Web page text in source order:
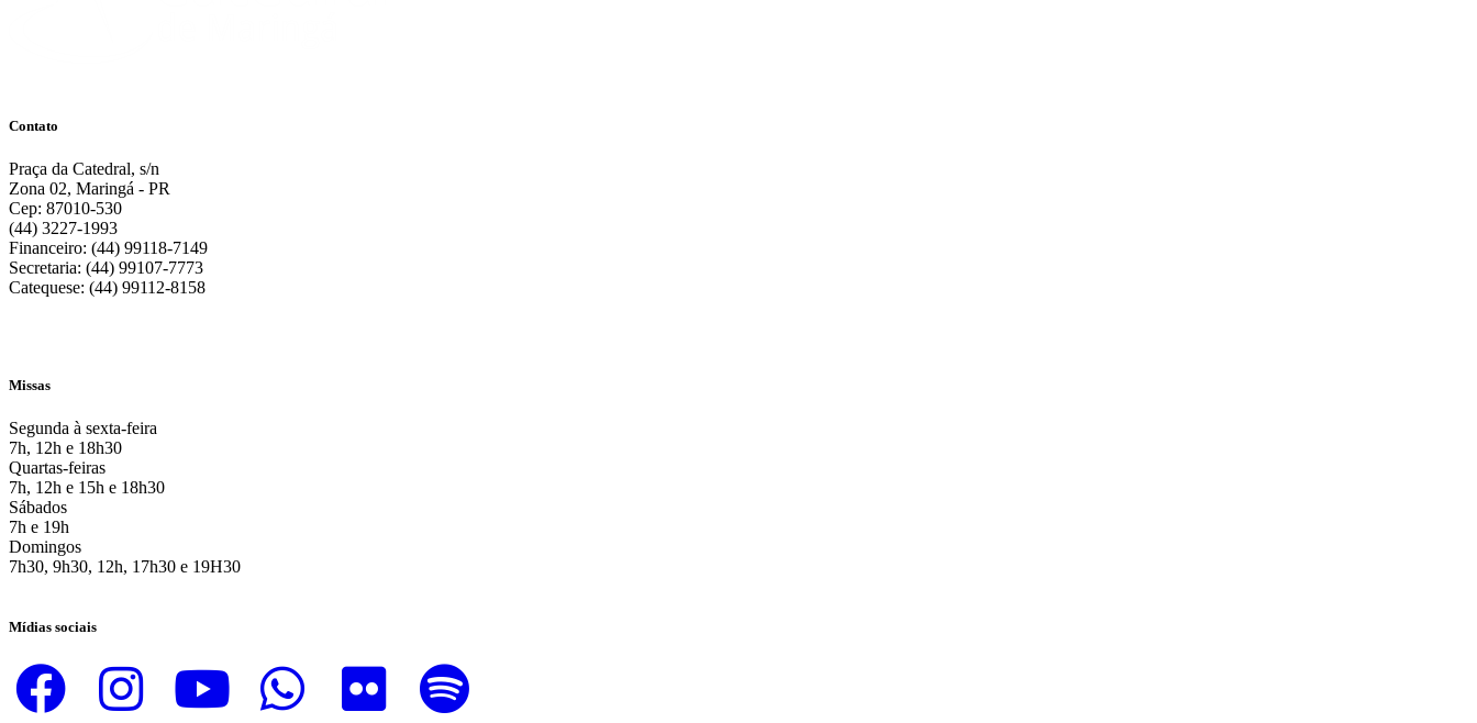
Contato
Praça da Catedral, s/n
Zona 02, Maringá - PR
Cep: 87010-530
(44) 3227-1993
Financeiro: (44) 99118-7149
Secretaria: (44) 99107-7773
Catequese: (44) 99112-8158
Missas
Segunda à sexta-feira
7h, 12h e 18h30
Quartas-feiras
7h, 12h e 15h e 18h30
Sábados
7h e 19h
Domingos
7h30, 9h30, 12h, 17h30 e 19H30
Mídias sociais